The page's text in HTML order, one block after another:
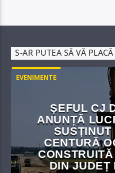
S-AR PUTEA SĂ VĂ PLACĂ
EVENIMENTE
ȘEFUL CJ
ANUNȚĂ
CENTURĂ
DIN JUDEȚ